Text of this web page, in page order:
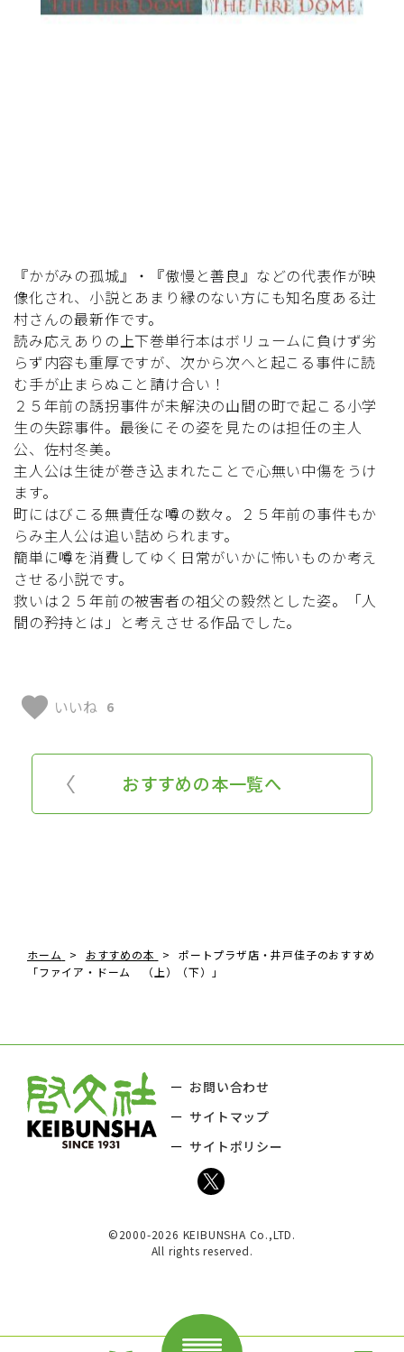
『かがみの孤城』・『傲慢と善良』などの代表作が映
像化され、小説とあまり縁のない方にも知名度ある辻
村さんの最新作です。
読み応えありの上下巻単行本はボリュームに負けず劣
らず内容も重厚ですが、次から次へと起こる事件に読
む手が止まらぬこと請け合い！
２５年前の誘拐事件が未解決の山間の町で起こる小学
生の失踪事件。最後にその姿を見たのは担任の主人
公、佐村冬美。
主人公は生徒が巻き込まれたことで心無い中傷をうけ
ます。
町にはびこる無責任な噂の数々。２５年前の事件もか
らみ主人公は追い詰められます。
簡単に噂を消費してゆく日常がいかに怖いものか考え
させる小説です。
救いは２５年前の被害者の祖父の毅然とした姿。「人
間の矜持とは」と考えさせる作品でした。
favorite いいね 6
おすすめの本一覧へ
ホーム おすすめの本
ポートプラザ店・井戸佳子のおすすめ
「ファイア・ドーム （上）（下）」
お問い合わせ
サイトマップ
サイトポリシー
©2000-2026 KEIBUNSHA Co.,LTD.
All rights reserved.